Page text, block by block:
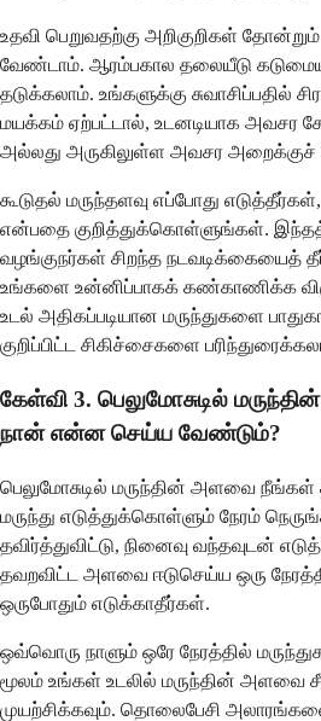
உதவி பெறுவதற்கு அறிகுறிகள்
வேண்டாம். ஆரம்பகால தலையீடு
தடுக்கலாம். உங்களுக்கு சுவாசிப்பதில்
மயக்கம் ஏற்பட்டால், உடனடியாக
அல்லது அருகிலுள்ள அவசர அறைக்குச்
கூடுதல் மருந்தளவு எப்போது
என்பதை குறித்துக்கொள்ளுங்கள். இந்தத்
வழங்குநர்கள் சிறந்த நடவடிக்கையைத்
உங்களை உன்னிப்பாகக் கண்காணிக்க
உடல் அதிகப்படியான மருந்துகளை
குறிப்பிட்ட சிகிச்சைகளை
கேள்வி 3. பெலுமோசுடில்
நான் என்ன செய்ய வேண்டும்?
பெலுமோசுடில் மருந்தின் அளவை
மருந்து எடுத்துக்கொள்ளும் நேரம்
தவிர்த்துவிட்டு, நினைவு வந்தவுடன்
தவறவிட்ட அளவை ஈடுசெய்ய ஒரு
ஒருபோதும் எடுக்காதீர்கள்.
ஒவ்வொரு நாளும் ஒரே நேரத்தில்
மூலம் உங்கள் உடலில் மருந்தின் அளவை
முயற்சிக்கவும். தொலைபேசி